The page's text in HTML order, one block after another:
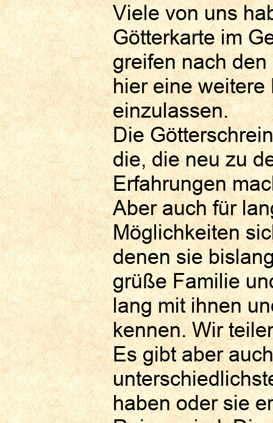
Viele von uns
Götterkarte im
greifen nach
hier eine weitere
einzulassen.
Die
die, die neu zu
Erfahrungen
Aber auch für
Möglichkeiten
denen sie
grüße Familie
lang mit ihnen
kennen. Wir
Es gibt aber
haben oder sie